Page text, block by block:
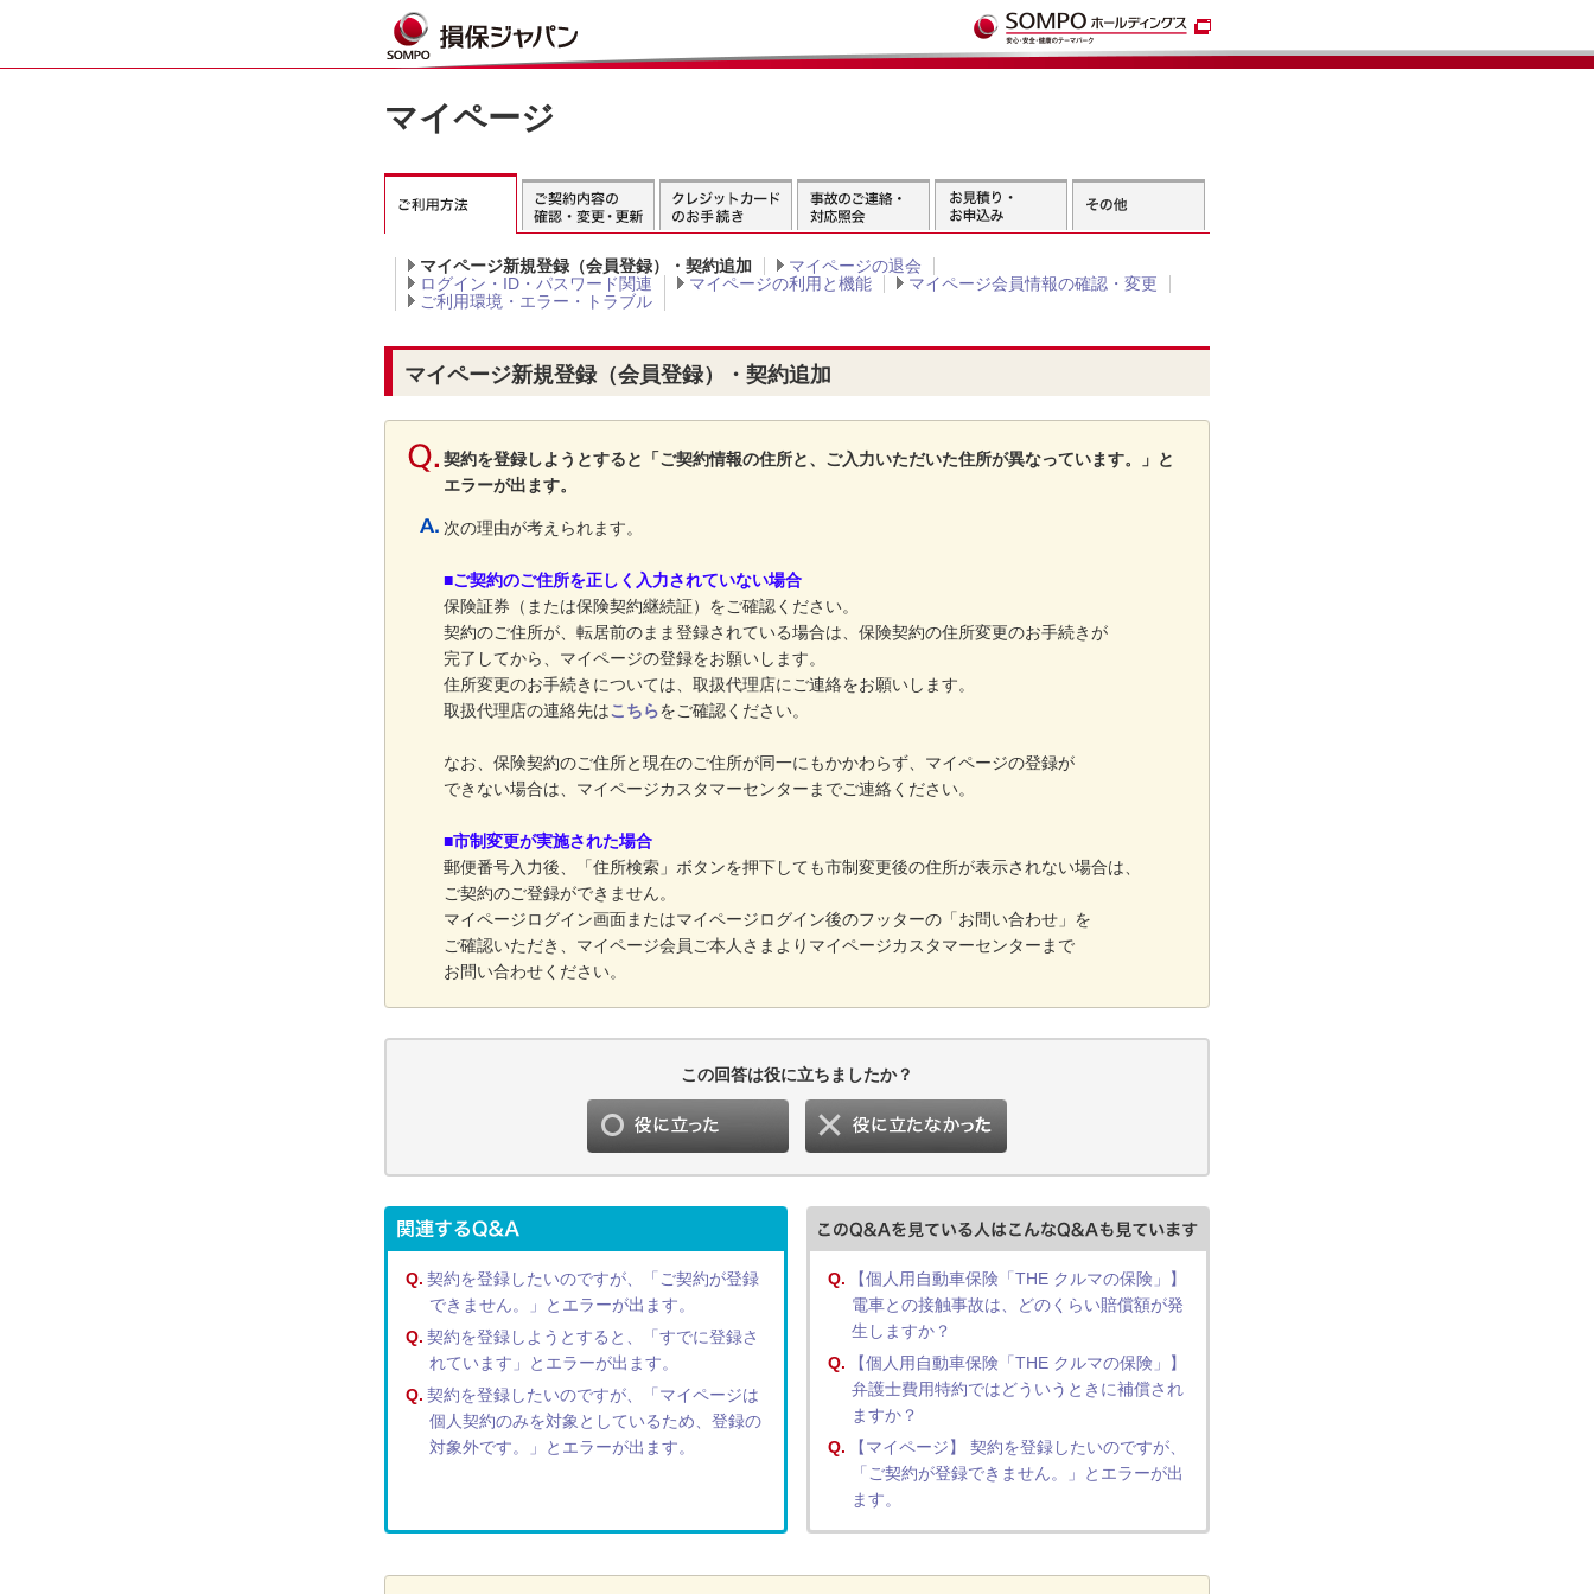
マイページ
マイページ新規登録（会員登録）・契約追加
マイページの退会
ログイン・ID・パスワード関連
マイページの利用と機能
マイページ会員情報の確認・変更
ご利用環境・エラー・トラブル
マイページ新規登録（会員登録）・契約追加
契約を登録しようとすると「ご契約情報の住所と、ご入力いただいた住所が異なっています。」と
エラーが出ます。
次の理由が考えられます。
■ご契約のご住所を正しく入力されていない場合
保険証券（または保険契約継続証）をご確認ください。
契約のご住所が、転居前のまま登録されている場合は、保険契約の住所変更のお手続きが
完了してから、マイページの登録をお願いします。
住所変更のお手続きについては、取扱代理店にご連絡をお願いします。
取扱代理店の連絡先はこちらをご確認ください。
なお、保険契約のご住所と現在のご住所が同一にもかかわらず、マイページの登録が
できない場合は、マイページカスタマーセンターまでご連絡ください。
■市制変更が実施された場合
郵便番号入力後、「住所検索」ボタンを押下しても市制変更後の住所が表示されない場合は、
ご契約のご登録ができません。
マイページログイン画面またはマイページログイン後のフッターの「お問い合わせ」を
ご確認いただき、マイページ会員ご本人さまよりマイページカスタマーセンターまで
お問い合わせください。
この回答は役に立ちましたか？
Q. 契約を登録したいのですが、「ご契約が登録
できません。」とエラーが出ます。
Q. 契約を登録しようとすると、「すでに登録さ
れています」とエラーが出ます。
Q. 契約を登録したいのですが、「マイページは
個人契約のみを対象としているため、登録の
対象外です。」とエラーが出ます。
Q.
【個人用自動車保険「THE クルマの保険」】
電車との接触事故は、どのくらい賠償額が発
生しますか？
Q.
【個人用自動車保険「THE クルマの保険」】
弁護士費用特約ではどういうときに補償され
ますか？
Q.
【マイページ】 契約を登録したいのですが、
「ご契約が登録できません。」とエラーが出
ます。